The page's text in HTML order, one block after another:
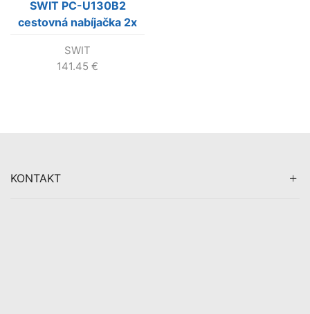
SWIT PC-U130B2
cestovná nabíjačka 2x
SWIT
141.45 €
KONTAKT